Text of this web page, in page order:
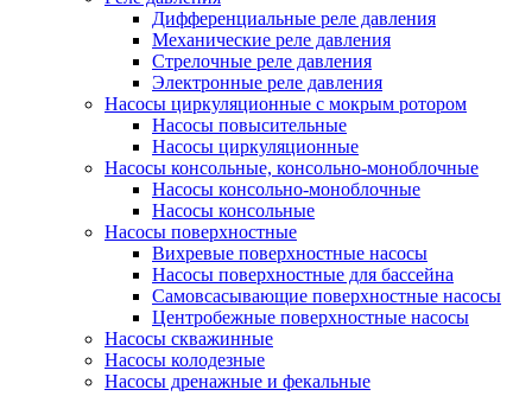
Дифференциальные реле давления
Механические реле давления
Стрелочные реле давления
Электронные реле давления
Насосы циркуляционные с мокрым ротором
Насосы повысительные
Насосы циркуляционные
Насосы консольные, консольно-моноблочные
Насосы консольно-моноблочные
Насосы консольные
Насосы поверхностные
Вихревые поверхностные насосы
Насосы поверхностные для бассейна
Самовсасывающие поверхностные насосы
Центробежные поверхностные насосы
Насосы скважинные
Насосы колодезные
Насосы дренажные и фекальные